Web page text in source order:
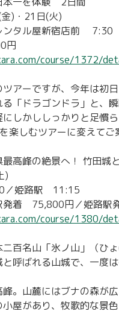
)・21日(火)
ンタル屋新宿店前 7:30
円
course/1372/
アーですが、今年は初
「ドラゴンドラ」と、
しかししっかりと足慣ら
楽しむツアーに変えてご
高峰の絶景へ！ 竹田
)
／姫路駅 11:15
発着 75,800円／姫路
course/1380/
二百名山「氷ノ山」（ひ
呼ばれる山城で、一度
。山麓にはブナの森が
屋があり、牧歌的な景